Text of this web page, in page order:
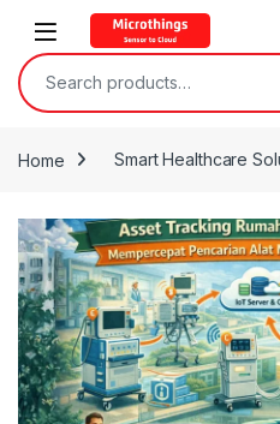
Open
Search for:
Home Smart Healthcare